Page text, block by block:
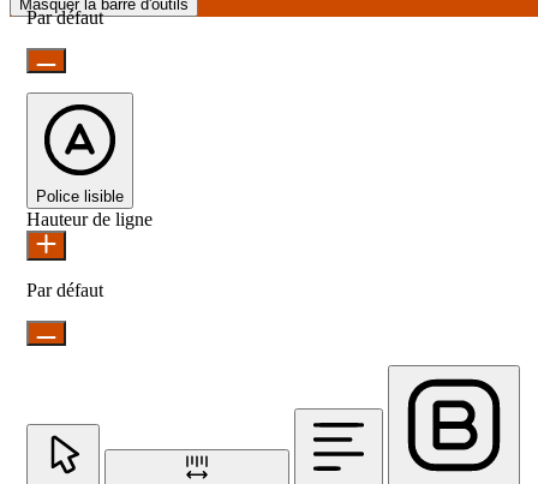
Masquer la barre d'outils
Par défaut
Police lisible
Hauteur de ligne
Par défaut